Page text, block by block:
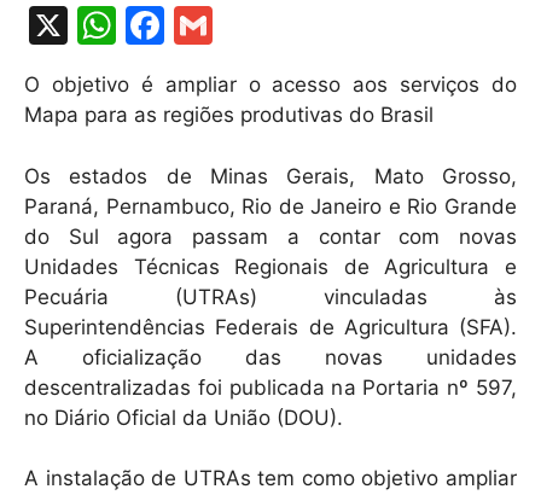
X
W
at
A
p
p
F
c
e
b
o
o
k
m
ai
O objetivo é ampliar o acesso aos serviços do
Mapa para as regiões produtivas do Brasil
Os estados de Minas Gerais, Mato Grosso,
Paraná, Pernambuco, Rio de Janeiro e Rio Grande
do Sul agora passam a contar com novas
Unidades Técnicas Regionais de Agricultura e
Pecuária (UTRAs) vinculadas às
Superintendências Federais de Agricultura (SFA).
A oficialização das novas unidades
descentralizadas foi publicada na Portaria nº 597,
no Diário Oficial da União (DOU).
A instalação de UTRAs tem como objetivo ampliar